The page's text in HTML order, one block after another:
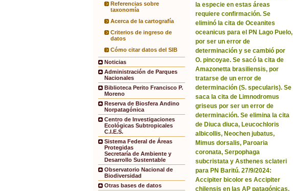
Referencias sobre
taxonomía
Acerca de la cartografía
Criterios de ingreso de
datos
Cómo citar datos del SIB
Noticias
Administración de Parques
Nacionales
Biblioteca Perito Francisco P.
Moreno
Reserva de Biosfera Andino
Norpatagónica
Centro de Investigaciones
Ecológicas Subtropicales
C.I.E.S.
Sistema Federal de Áreas
Protegidas
Secretaría de Ambiente y
Desarrollo Sustentable
Observatorio Nacional de
Biodiversidad
Otras bases de datos
la especie en estas áreas
requiere confirmación. Se
eliminó la cita de Oceanites
oceanicus para el PN Lago Puelo,
por ser un error de
determinación y se cambió por
O. pincoyae. Se sacó la cita de
Amazonetta brasiliensis, por
tratarse de un error de
determinación (S. specularis). Se
saca la cita de Limnodromus
griseus por ser un error de
determinación. Se elimina la cita
de Diuca diuca, Leucochloris
albicollis, Neochen jubatus,
Mimus dorsalis, Paroaria
coronata, Serpophaga
subcristata y Asthenes sclateri
para PN Baritú. 27/9/2024:
Accipiter bicolor es Accipiter
chilensis en las AP patagónicas.